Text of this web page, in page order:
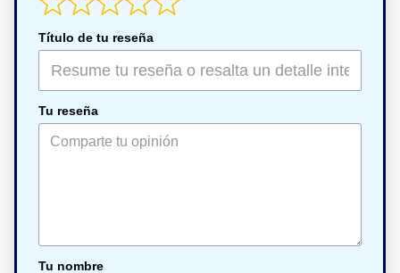
Título de tu reseña
Tu reseña
Tu nombre